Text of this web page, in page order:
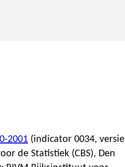
2001 (indicator 0034, versie
de Statistiek (CBS), Den